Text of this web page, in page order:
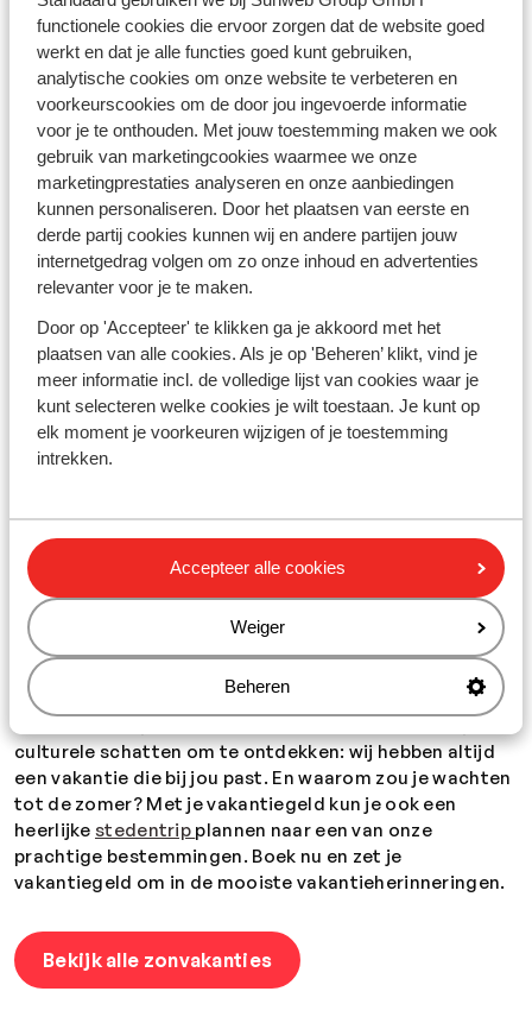
functionele cookies die ervoor zorgen dat de website goed
werkt en dat je alle functies goed kunt gebruiken,
analytische cookies om onze website te verbeteren en
voorkeurscookies om de door jou ingevoerde informatie
voor je te onthouden. Met jouw toestemming maken we ook
gebruik van marketingcookies waarmee we onze
marketingprestaties analyseren en onze aanbiedingen
kunnen personaliseren. Door het plaatsen van eerste en
derde partij cookies kunnen wij en andere partijen jouw
internetgedrag volgen om zo onze inhoud en advertenties
relevanter voor je te maken.
Door op 'Accepteer' te klikken ga je akkoord met het
plaatsen van alle cookies. Als je op 'Beheren’ klikt, vind je
meer informatie incl. de volledige lijst van cookies waar je
kunt selecteren welke cookies je wilt toestaan. Je kunt op
elk moment je voorkeuren wijzigen of je toestemming
intrekken.
Accepteer alle cookies
Weiger
Beheren
Maak vakantieplannen met je
vakantiegeld
Krijg jij vakantiegeld eind mei? Dan is dit het moment
om een vakantie te boeken en de voorpret te
starten.Met de zomervakantie voor de deur en de
herfstvakantie in het verschiet, is het tijd om je
vakantieplannen te maken en te profiteren van dat
extraatje. Gebruik je vakantiegeld om samen
herinneringen te maken onder de zon van
Canarische Eilanden waar het gedurende het hele jaar
goed toeven is. Gaat jouw hart harder kloppen van zilte
zeelucht en warm zand tussen je tenen? Ontdek dan de
mooiste stranden van Europa en besteed je
vakantiegeld goed.
Toe aan quality time tijdens een romantisch diner aan
een tafeltje voor twee? Bekijk dan ons aanbod
adults
only hotels. Voor een onvergetelijke
familievakantie
bieden we een scala aan
kindvriendelijke resorts en activiteiten, zodat zowel
ouders als kinderen volop kunnen genieten van hun tijd
samen. Of je nu op zoek bent naar eindeloze
culturele schatten om te ontdekken: wij hebben altijd
een vakantie die bij jou past. En waarom zou je wachten
tot de zomer? Met je vakantiegeld kun je ook een
heerlijke stedentrip plannen naar een van onze
prachtige bestemmingen. Boek nu en zet je
vakantiegeld om in de mooiste vakantieherinneringen.
Bekijk alle zonvakanties